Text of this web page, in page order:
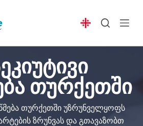
თურქეთში
თურქეთში უზრუნველყოფს
ზრუნვას და გთავაზობთ